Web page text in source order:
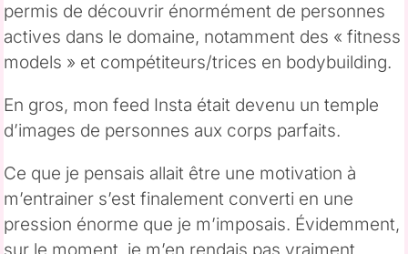
permis de découvrir énormément de personnes
actives dans le domaine, notamment des « fitness
models » et compétiteurs/trices en bodybuilding.
En gros, mon feed Insta était devenu un temple
d’images de personnes aux corps parfaits.
Ce que je pensais allait être une motivation à
m’entrainer s’est finalement converti en une
pression énorme que je m’imposais. Évidemment,